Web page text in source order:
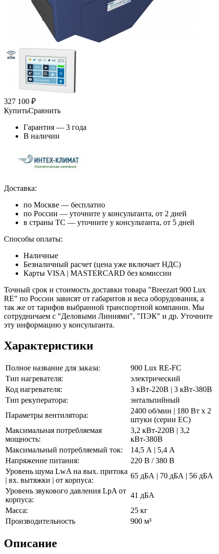
327 100 ₽
КупитьСравнить
Гарантия — 3 года
В наличии
Доставка:
по Москве — бесплатно
по России — уточните у консультанта, от 2 дней
в страны ТС — уточните у консультанта, от 5 дней
Способы оплаты:
Наличные
Безналичный расчет (цена уже включает НДС)
Карты VISA | MASTERCARD без комиссии
Точный срок и стоимость доставки товара "Breezart 900 Lux
RE" по России зависят от габаритов и веса оборудования, а
так же от тарифов выбранной транспортной компании. Мы
сотрудничаем с "Деловыми Линиями", "ПЭК" и др. Уточните
эту информацию у консультанта.
Характеристики
Полное название для заказа:
900 Lux RE-FC
Тип нагревателя:
электрический
Код нагревателя:
3 кВт-220В | 3 кВт-380В
Тип рекуператора:
энтальпийный
Параметры вентилятора:
2400 об/мин | 180 Вт x 2
штуки (серии EC)
Максимальная потребляемая
мощность:
3,2 кВт-220В | 3,2
кВт-380В
Максимальный потребляемый ток:
14,5 А | 5,4 А
Напряжение питания:
220 В / 380 В
Уровень шума LwA на вых. притока
| вх. вытяжки | от корпуса:
65 дБА | 70 дБА | 56 дБА
Уровень звукового давления LpA от
корпуса:
41 дБА
Масса:
25 кг
Производительность
900 м³
Описание